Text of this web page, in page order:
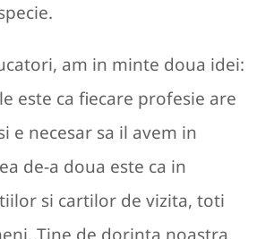
am in minte doua idei:
este ca fiecare profesie are
e necesar sa il avem in
de-a doua este ca in
si cartilor de vizita, toti